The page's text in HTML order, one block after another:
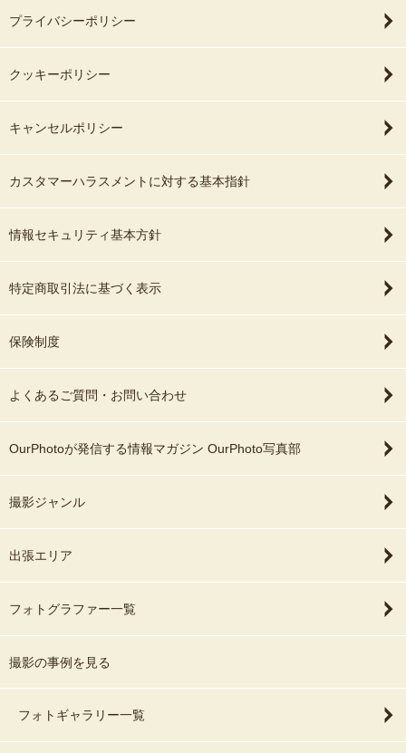
プライバシーポリシー
クッキーポリシー
キャンセルポリシー
カスタマーハラスメントに対する基本指針
情報セキュリティ基本方針
特定商取引法に基づく表示
保険制度
よくあるご質問・お問い合わせ
OurPhotoが発信する情報マガジン OurPhoto写真部
撮影ジャンル
出張エリア
フォトグラファー一覧
撮影の事例を見る
フォトギャラリー一覧